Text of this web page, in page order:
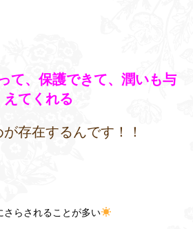
て、保護できて、潤いも与
えてくれる
存在するんです！！
さらされることが多い